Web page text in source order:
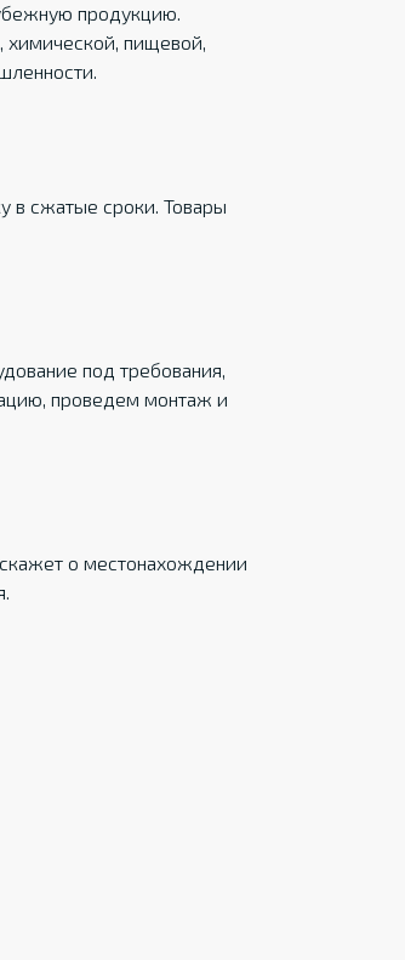
продукцию.
химической, пищевой,
в сжатые сроки. Товары
под требования,
проведем монтаж и
о местонахождении